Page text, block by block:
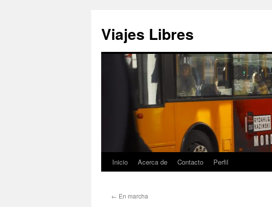
contenido
Viajes Libres
Inicio Acerca de Contacto Perfil
← En marcha